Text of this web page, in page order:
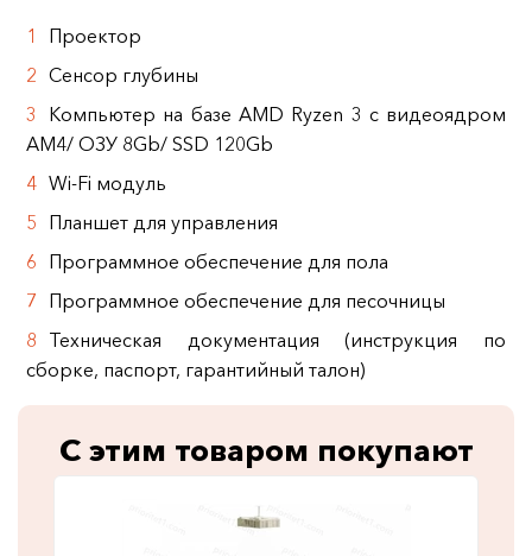
Проектор
Сенсор глубины
Компьютер на базе AMD Ryzen 3 с видеоядром
АМ4/ ОЗУ 8Gb/ SSD 120Gb
Wi-Fi модуль
Планшет для управления
Программное обеспечение для пола
Программное обеспечение для песочницы
Техническая документация (инструкция по
сборке, паспорт, гарантийный талон)
С этим товаром покупают